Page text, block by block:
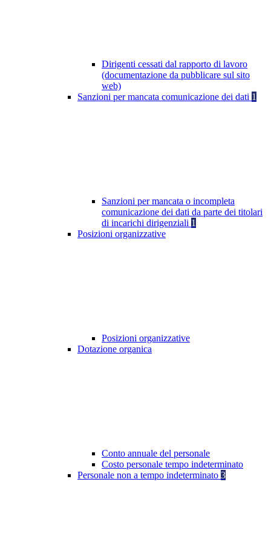
Dirigenti cessati dal rapporto di lavoro
(documentazione da pubblicare sul sito
web)
Sanzioni per mancata comunicazione dei dati 1
Sanzioni per mancata o incompleta
comunicazione dei dati da parte dei titolari
di incarichi dirigenziali 1
Posizioni organizzative
Posizioni organizzative
Dotazione organica
Conto annuale del personale
Costo personale tempo indeterminato
Personale non a tempo indeterminato 3